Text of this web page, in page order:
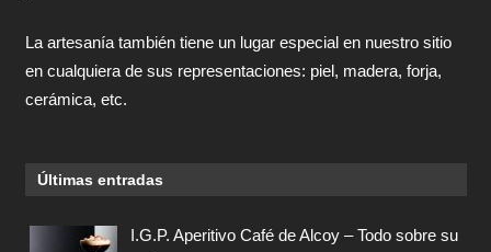
La artesanía también tiene un lugar especial en nuestro sitio
en cualquiera de sus representaciones: piel, madera, forja,
cerámica, etc.
Últimas entradas
I.G.P. Aperitivo Café de Alcoy – Todo sobre su